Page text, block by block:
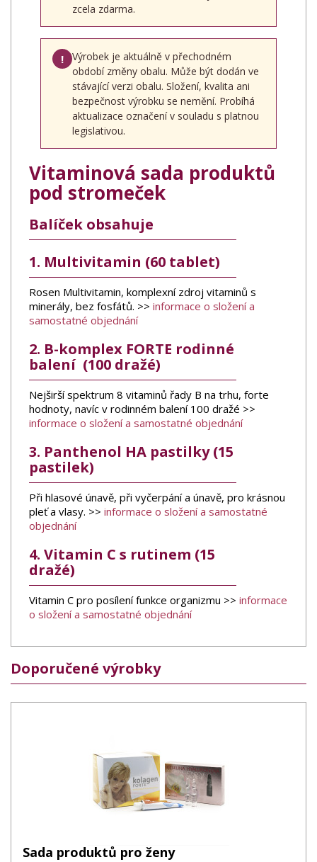
zcela zdarma.
!
Výrobek je aktuálně v přechodném
období změny obalu. Může být dodán ve
stávající verzi obalu. Složení, kvalita ani
bezpečnost výrobku se nemění. Probíhá
aktualizace označení v souladu s platnou
legislativou.
Vitaminová sada produktů
pod stromeček
Balíček obsahuje
1. Multivitamin (60 tablet)
Rosen Multivitamin, komplexní zdroj vitaminů s
minerály, bez fosfátů. >> informace o složení a
samostatné objednání
2. B-komplex FORTE rodinné
balení (100 dražé)
Nejširší spektrum 8 vitaminů řady B na trhu, forte
hodnoty, navíc v rodinném balení 100 dražé >>
informace o složení a samostatné objednání
3. Panthenol HA pastilky (15
pastilek)
Při hlasové únavě, při vyčerpání a únavě, pro krásnou
pleť a vlasy. >> informace o složení a samostatné
objednání
4. Vitamin C s rutinem (15
dražé)
Vitamin C pro posílení funkce organizmu >> informace
o složení a samostatné objednání
Doporučené výrobky
Sada produktů pro ženy